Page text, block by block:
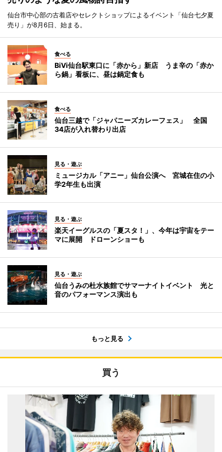
仙台市中心部の古着店やセレクトショップによるイベント「仙台七夕夏
売り」が8月6日、始まる。
食べる
BiVi仙台駅東口に「赤から」新店 うま辛の「赤か
ら鍋」看板に、昼は鍋定食も
食べる
仙台三越で「ジャパニーズカレーフェス」 全国
34店が入れ替わり出店
見る・遊ぶ
ミュージカル「アニー」仙台公演へ 宮城在住の小
学2年生も出演
見る・遊ぶ
楽天イーグルスの「夏スタ！」、今年は宇宙をテー
マに展開 ドローンショーも
見る・遊ぶ
仙台うみの杜水族館でサマーナイトイベント 光と
音のパフォーマンス演出も
もっと見る
買う